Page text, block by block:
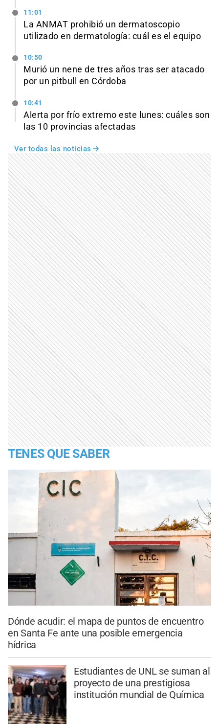
11:01
La ANMAT prohibió un dermatoscopio
utilizado en dermatología: cuál es el equipo
10:50
Murió un nene de tres años tras ser atacado
por un pitbull en Córdoba
10:41
Alerta por frío extremo este lunes: cuáles son
las 10 provincias afectadas
Ver todas las noticias
TENES QUE SABER
Dónde acudir: el mapa de puntos de encuentro
en Santa Fe ante una posible emergencia
hídrica
Estudiantes de UNL se suman al
proyecto de una prestigiosa
institución mundial de Química